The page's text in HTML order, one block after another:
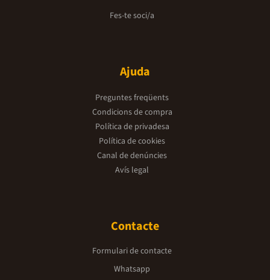
Fes-te soci/a
Ajuda
Preguntes freqüents
Condicions de compra
Política de privadesa
Política de cookies
Canal de denúncies
Avís legal
Contacte
Formulari de contacte
Whatsapp